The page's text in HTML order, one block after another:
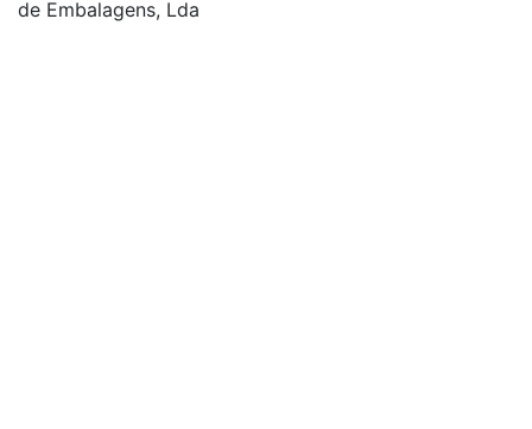
de Embalagens, Lda